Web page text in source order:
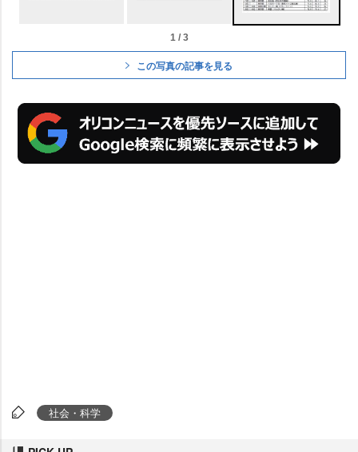
1 / 3
この写真の記事を見る
社会・科学